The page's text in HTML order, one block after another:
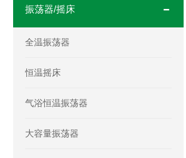
振荡器/摇床
全温振荡器
恒温摇床
气浴恒温振荡器
大容量振荡器